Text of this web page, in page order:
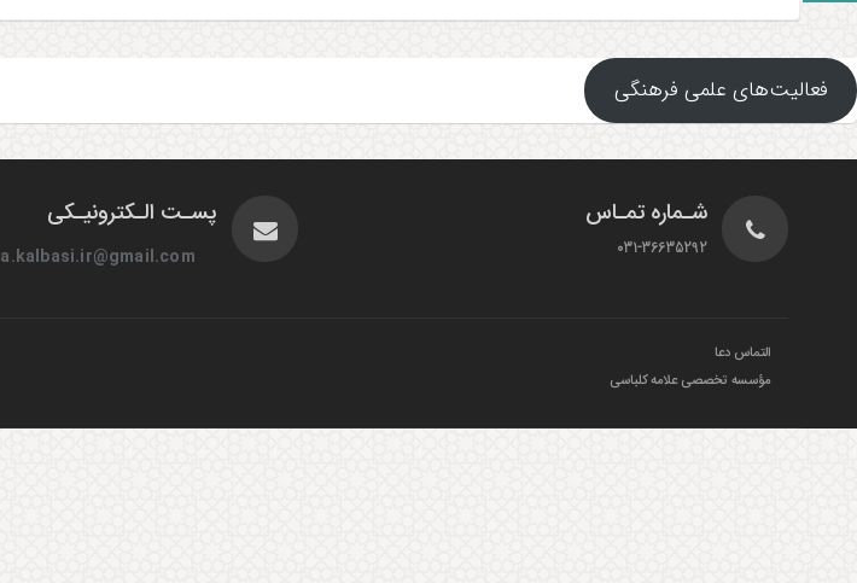
فعالیت‌های علمی فرهنگی
شـماره تمـاس
031-36635292
پسـت الـکترونیـکی
a.kalbasi.ir@gmail.com
التماس دعا
مؤسسه تخصصی علامه کلباسی